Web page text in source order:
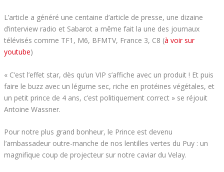
L’article a généré une centaine d’article de presse, une dizaine
d’interview radio et Sabarot a même fait la une des journaux
télévisés comme TF1, M6, BFMTV, France 3, C8 (à voir sur
youtube)
« C’est l’effet star, dès qu’un VIP s’affiche avec un produit ! Et puis
faire le buzz avec un légume sec, riche en protéines végétales, et
un petit prince de 4 ans, c’est politiquement correct » se réjouit
Antoine Wassner.
Pour notre plus grand bonheur, le Prince est devenu
l’ambassadeur outre-manche de nos lentilles vertes du Puy : un
magnifique coup de projecteur sur notre caviar du Velay.